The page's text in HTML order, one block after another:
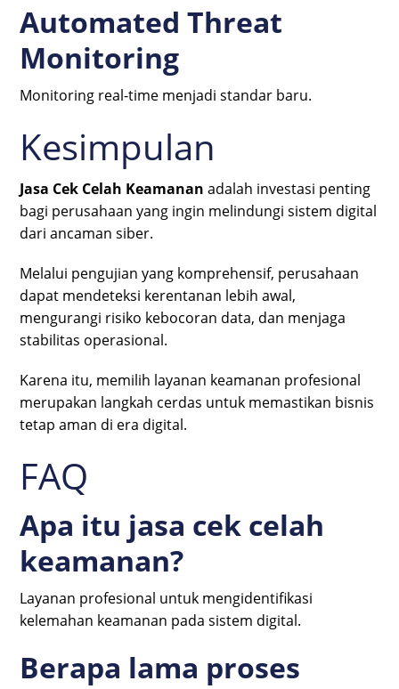
Automated Threat
Monitoring
Monitoring real-time menjadi standar baru.
Kesimpulan
Jasa Cek Celah Keamanan adalah investasi penting
bagi perusahaan yang ingin melindungi sistem digital
dari ancaman siber.
Melalui pengujian yang komprehensif, perusahaan
dapat mendeteksi kerentanan lebih awal,
mengurangi risiko kebocoran data, dan menjaga
stabilitas operasional.
Karena itu, memilih layanan keamanan profesional
merupakan langkah cerdas untuk memastikan bisnis
tetap aman di era digital.
FAQ
Apa itu jasa cek celah
keamanan?
Layanan profesional untuk mengidentifikasi
kelemahan keamanan pada sistem digital.
Berapa lama proses